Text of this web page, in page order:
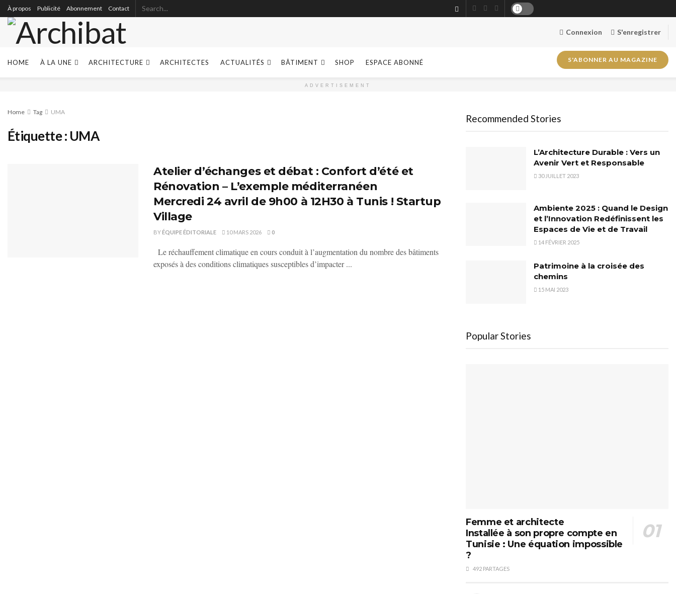
À propos Publicité Abonnement Contact
Connexion S'enregistrer
HOME À LA UNE ARCHITECTURE ARCHITECTES ACTUALITÉS BÂTIMENT SHOP ESPACE ABONNÉ S'ABONNER AU MAGAZINE
ADVERTISEMENT
Home Tag UMA
Étiquette : UMA
Atelier d’échanges et débat : Confort d’été et
Rénovation – L’exemple méditerranéen
Mercredi 24 avril de 9h00 à 12H30 à Tunis ! Startup
Village
BYÉQUIPE ÉDITORIALE 10 MARS 2026 0
Le réchauffement climatique en cours conduit à l’augmentation du nombre des bâtiments
exposés à des conditions climatiques susceptibles d’impacter ...
Recommended Stories
L’Architecture Durable : Vers un
Avenir Vert et Responsable
30 JUILLET 2023
Ambiente 2025 : Quand le Design
et l’Innovation Redéfinissent les
Espaces de Vie et de Travail
14 FÉVRIER 2025
Patrimoine à la croisée des
chemins
15 MAI 2023
Popular Stories
Femme et architecte
Installée à son propre compte en
Tunisie : Une équation impossible
?
492 PARTAGES